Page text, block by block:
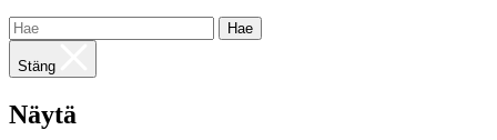
Hae
Stäng
Näytä